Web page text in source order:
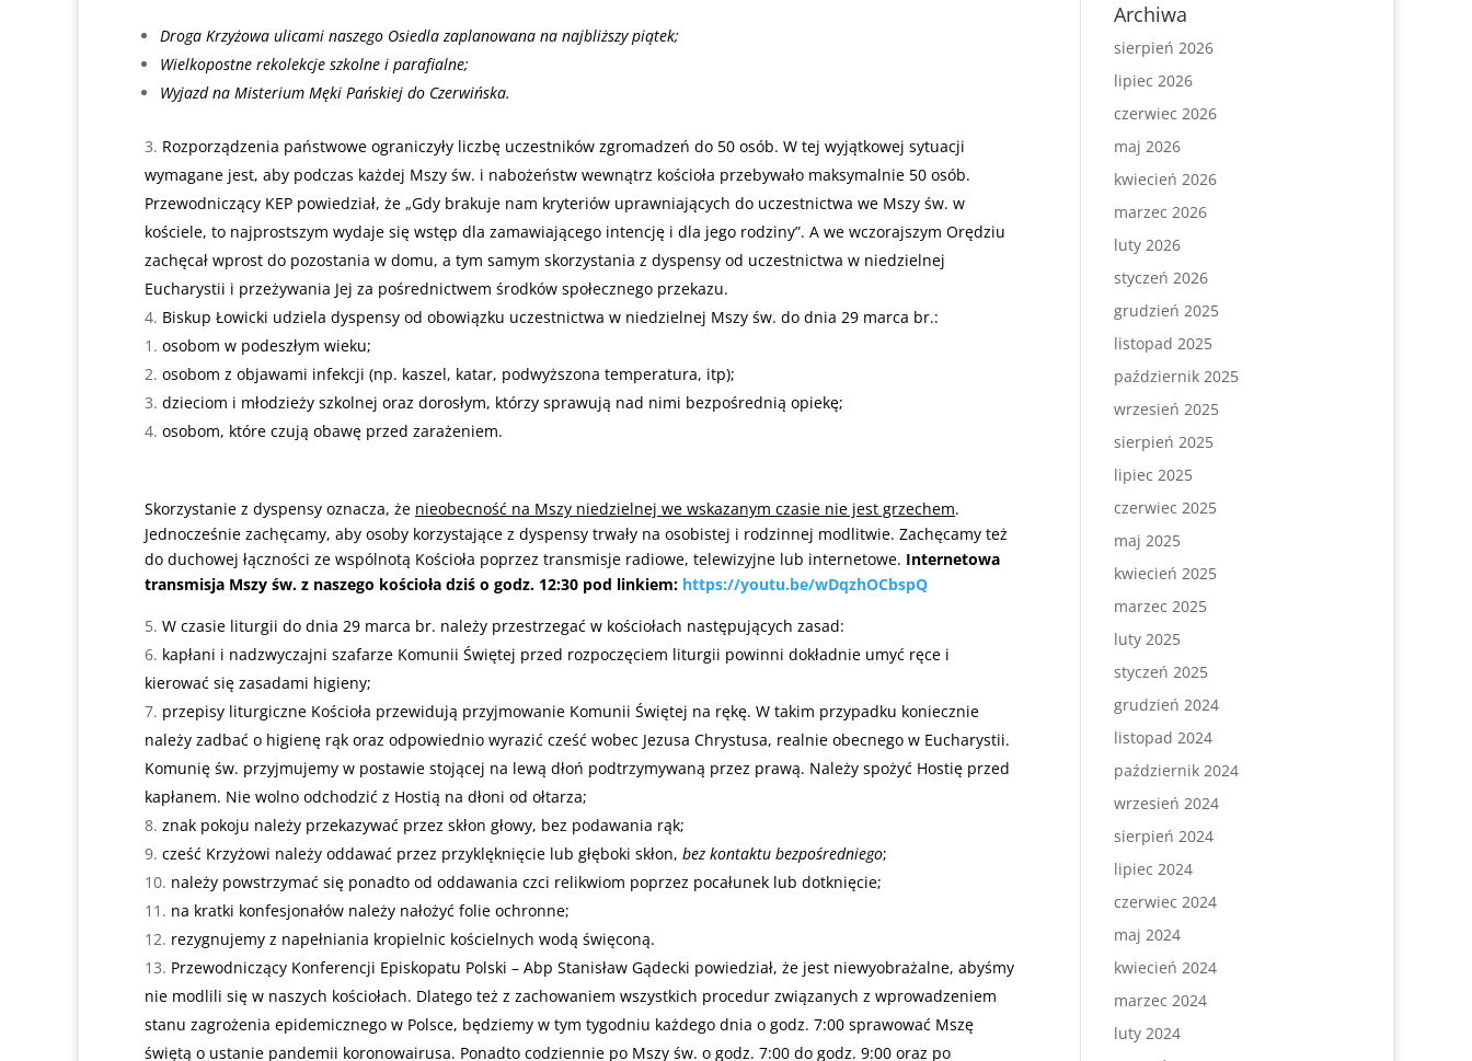
Droga Krzyżowa ulicami naszego Osiedla zaplanowana na najbliższy piątek;
Wielkopostne rekolekcje szkolne i parafialne;
Wyjazd na Misterium Męki Pańskiej do Czerwińska.
Rozporządzenia państwowe ograniczyły liczbę uczestników zgromadzeń do 50 osób. W tej wyjątkowej sytuacji
wymagane jest, aby podczas każdej Mszy św. i nabożeństw wewnątrz kościoła przebywało maksymalnie 50 osób.
Przewodniczący KEP powiedział, że „Gdy brakuje nam kryteriów uprawniających do uczestnictwa we Mszy św. w
kościele, to najprostszym wydaje się wstęp dla zamawiającego intencję i dla jego rodziny”. A we wczorajszym Orędziu
zachęcał wprost do pozostania w domu, a tym samym skorzystania z dyspensy od uczestnictwa w niedzielnej
Eucharystii i przeżywania Jej za pośrednictwem środków społecznego przekazu.
Biskup Łowicki udziela dyspensy od obowiązku uczestnictwa w niedzielnej Mszy św. do dnia 29 marca br.:
osobom w podeszłym wieku;
osobom z objawami infekcji (np. kaszel, katar, podwyższona temperatura, itp);
dzieciom i młodzieży szkolnej oraz dorosłym, którzy sprawują nad nimi bezpośrednią opiekę;
osobom, które czują obawę przed zarażeniem.
Skorzystanie z dyspensy oznacza, że nieobecność na Mszy niedzielnej we wskazanym czasie nie jest grzechem.
Jednocześnie zachęcamy, aby osoby korzystające z dyspensy trwały na osobistej i rodzinnej modlitwie. Zachęcamy też
do duchowej łączności ze wspólnotą Kościoła poprzez transmisje radiowe, telewizyjne lub internetowe. Internetowa
transmisja Mszy św. z naszego kościoła dziś o godz. 12:30 pod linkiem: https://youtu.be/wDqzhOCbspQ
W czasie liturgii do dnia 29 marca br. należy przestrzegać w kościołach następujących zasad:
kapłani i nadzwyczajni szafarze Komunii Świętej przed rozpoczęciem liturgii powinni dokładnie umyć ręce i
kierować się zasadami higieny;
przepisy liturgiczne Kościoła przewidują przyjmowanie Komunii Świętej na rękę. W takim przypadku koniecznie
należy zadbać o higienę rąk oraz odpowiednio wyrazić cześć wobec Jezusa Chrystusa, realnie obecnego w Eucharystii.
Komunię św. przyjmujemy w postawie stojącej na lewą dłoń podtrzymywaną przez prawą. Należy spożyć Hostię przed
kapłanem. Nie wolno odchodzić z Hostią na dłoni od ołtarza;
znak pokoju należy przekazywać przez skłon głowy, bez podawania rąk;
cześć Krzyżowi należy oddawać przez przyklęknięcie lub głęboki skłon, bez kontaktu bezpośredniego;
należy powstrzymać się ponadto od oddawania czci relikwiom poprzez pocałunek lub dotknięcie;
na kratki konfesjonałów należy nałożyć folie ochronne;
rezygnujemy z napełniania kropielnic kościelnych wodą święconą.
Przewodniczący Konferencji Episkopatu Polski – Abp Stanisław Gądecki powiedział, że jest niewyobrażalne, abyśmy
nie modlili się w naszych kościołach. Dlatego też z zachowaniem wszystkich procedur związanych z wprowadzeniem
stanu zagrożenia epidemicznego w Polsce, będziemy w tym tygodniu każdego dnia o godz. 7:00 sprawować Mszę
świętą o ustanie pandemii koronowairusa. Ponadto codziennie po Mszy św. o godz. 7:00 do godz. 9:00 oraz po
Archiwa
sierpień 2026
lipiec 2026
czerwiec 2026
maj 2026
kwiecień 2026
marzec 2026
luty 2026
styczeń 2026
grudzień 2025
listopad 2025
październik 2025
wrzesień 2025
sierpień 2025
lipiec 2025
czerwiec 2025
maj 2025
kwiecień 2025
marzec 2025
luty 2025
styczeń 2025
grudzień 2024
listopad 2024
październik 2024
wrzesień 2024
sierpień 2024
lipiec 2024
czerwiec 2024
maj 2024
kwiecień 2024
marzec 2024
luty 2024